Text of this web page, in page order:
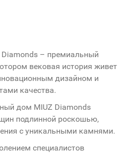
Geox
Арника
Like
– премиальный
вековая история живет
дизайном и
качества.
дом MIUZ Diamonds
подлинной роскошью,
c уникальными камнями.
специалистов